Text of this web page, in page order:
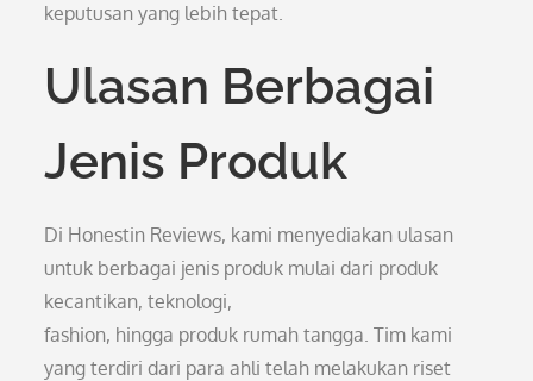
keputusan yang lebih tepat.
Ulasan Berbagai
Jenis Produk
Di Honestin Reviews, kami menyediakan ulasan
untuk berbagai jenis produk mulai dari produk
kecantikan, teknologi,
fashion, hingga produk rumah tangga. Tim kami
yang terdiri dari para ahli telah melakukan riset